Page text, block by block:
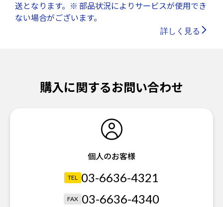
送となります。※ 部品状況によりサービスが使用でき
ない場合がございます。
詳しく見る
購入に関するお問い合わせ
個人のお客様
TEL 03-6636-4321
FAX 03-6636-4340